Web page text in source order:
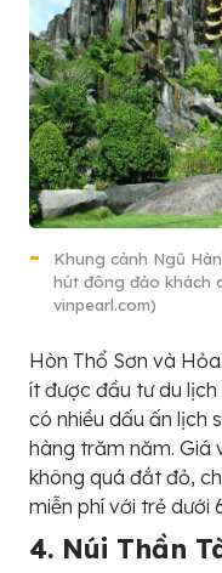
Khung cảnh Ngũ
hút đông đảo khách
vinpearl.com)
Hòn Thổ Sơn và
ít được đầu tư du
có nhiều dấu ấn lịch
hàng trăm năm. Giá
không quá đắt đỏ,
miễn phí với trẻ dưới
4. Núi Thần